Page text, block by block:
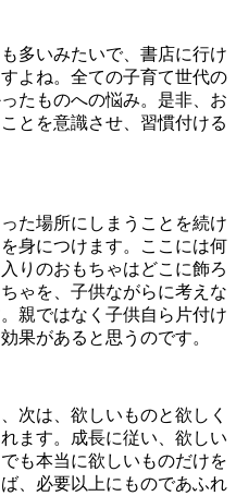
多いみたいで、書店に行け
よね。全ての子育て世代の
たものへの悩み。是非、お
とを意識させ、習慣付ける
た場所にしまうことを続け
身につけます。ここには何
りのおもちゃはどこに飾ろ
ゃを、子供ながらに考えな
親ではなく子供自ら片付け
果があると思うのです。
次は、欲しいものと欲しく
ます。成長に従い、欲しい
も本当に欲しいものだけを
、必要以上にものであふれ